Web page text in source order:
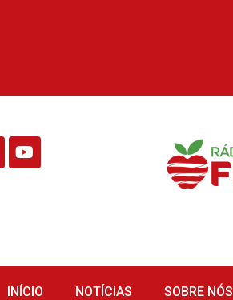
INÍCIO NOTÍCIAS SOBRE NÓS